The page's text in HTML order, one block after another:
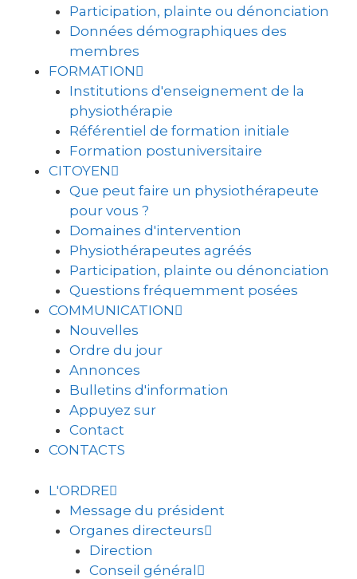
Participation, plainte ou dénonciation
Données démographiques des
membres
FORMATION
Institutions d'enseignement de la
physiothérapie
Référentiel de formation initiale
Formation postuniversitaire
CITOYEN
Que peut faire un physiothérapeute
pour vous ?
Domaines d'intervention
Physiothérapeutes agréés
Participation, plainte ou dénonciation
Questions fréquemment posées
COMMUNICATION
Nouvelles
Ordre du jour
Annonces
Bulletins d'information
Appuyez sur
Contact
CONTACTS
L'ORDRE
Message du président
Organes directeurs
Direction
Conseil général